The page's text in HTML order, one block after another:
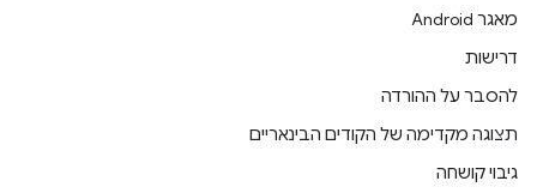
מאגר Android
דרישות
להסבר על ההורדה
תצוגה מקדימה של הקודים הבינאריים
גיבוי קושחה